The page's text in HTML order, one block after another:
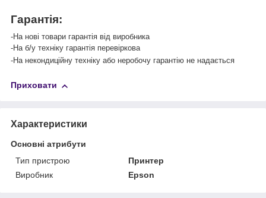
Гарантія:
-На нові товари гарантія від виробника
-На б/у техніку гарантія перевіркова
-На некондиційну техніку або неробочу гарантію не надається
Приховати
Характеристики
Основні атрибути
Тип пристрою
Принтер
Виробник
Epson